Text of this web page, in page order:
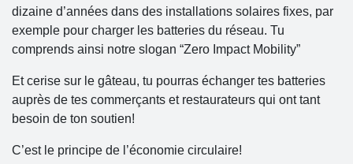
dizaine d’années dans des installations solaires fixes, par
exemple pour charger les batteries du réseau. Tu
comprends ainsi notre slogan “Zero Impact Mobility”
Et cerise sur le gâteau, tu pourras échanger tes batteries
auprès de tes commerçants et restaurateurs qui ont tant
besoin de ton soutien!
C’est le principe de l’économie circulaire!